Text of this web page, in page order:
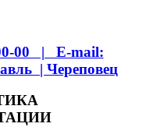
00 | E-mail:
| Череповец